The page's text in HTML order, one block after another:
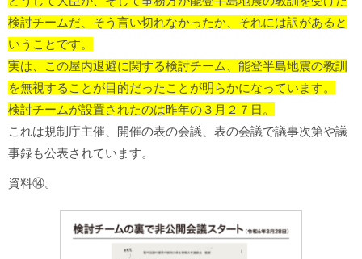
検討チームだ、そう言い切れなかったか、それには訳があると
いうことです。
実は、この屋内退避に関する検討チーム、能登半島地震の教訓
を無視することが目的だったことが明らかになっています。
検討チームが設置されたのは昨年の３月２７日。
これは規制庁主催、開催の表の会議、表の会議で議事次第や議
事録も公表されています。
資料⑭。